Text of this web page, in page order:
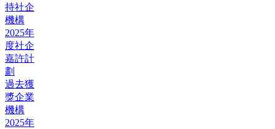
持社企
機構
2025年
度社企
嘉許計
劃
過去獲
獎企業
機構
2025年